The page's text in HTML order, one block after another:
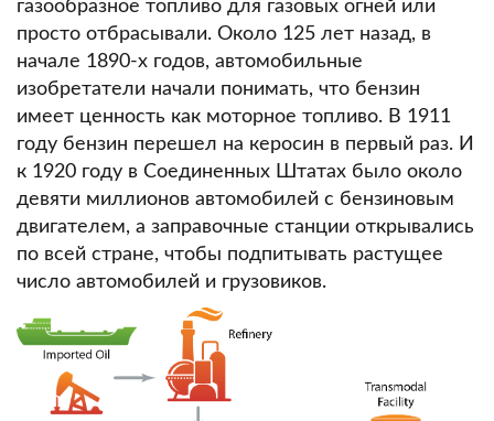
газообразное топливо для газовых огней или
просто отбрасывали. Около 125 лет назад, в
начале 1890-х годов, автомобильные
изобретатели начали понимать, что бензин
имеет ценность как моторное топливо. В 1911
году бензин перешел на керосин в первый раз. И
к 1920 году в Соединенных Штатах было около
девяти миллионов автомобилей с бензиновым
двигателем, а заправочные станции открывались
по всей стране, чтобы подпитывать растущее
число автомобилей и грузовиков.